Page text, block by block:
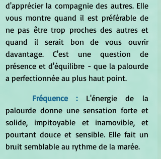
d'apprécier la compagnie des autres. Elle
vous montre quand il est préférable de
ne pas être trop proches des autres et
quand il serait bon de vous ouvrir
davantage. C'est une question de
présence et d'équilibre - que la palourde
a perfectionnée au plus haut point.
Fréquence :
L'énergie de la
palourde donne une sensation forte et
solide, impitoyable et inamovible, et
pourtant douce et sensible. Elle fait un
bruit semblable au rythme de la marée.